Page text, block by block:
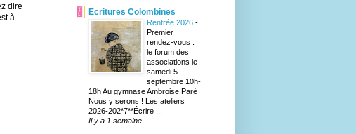
dire
à
Ecritures Colombines
Rentrée 2026 -
Premier
rendez-vous :
le forum des
associations le
samedi 5
septembre 10h-
18h Au gymnase Ambroise Paré
Nous y serons ! Les ateliers
2026-202*7**Écrire ...
Il y a 1 semaine